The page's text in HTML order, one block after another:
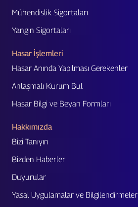
Mühendislik Sigortaları
Yangın Sigortaları
Hasar İşlemleri
Hasar Anında Yapılması Gerekenler
Anlaşmalı Kurum Bul
Hasar Bilgi ve Beyan Formları
Hakkımızda
Bizi Tanıyın
Bizden Haberler
Duyurular
Yasal Uygulamalar ve Bilgilendirmeler